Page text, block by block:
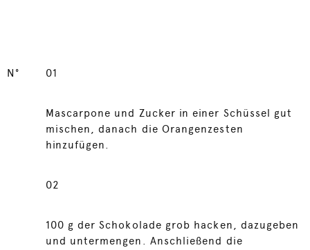
N° 01
Mascarpone und Zucker in einer Schüssel gut
mischen, danach die Orangenzesten
hinzufügen.
02
100 g der Schokolade grob hacken, dazugeben
und untermengen. Anschließend die